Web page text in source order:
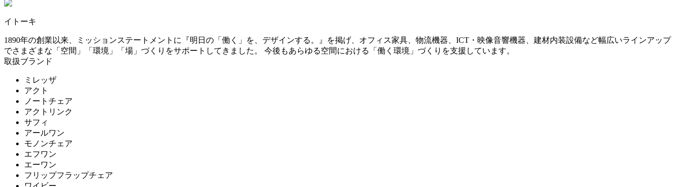
CRUSH CRASH PROJECT
クラッシュクラッシュプ
DULTON
ダルトン
EDDA
エッダ
イトーキ
1890年の創業以来、ミッションステートメントに『明日の「働く」を、デザインする。』を掲げ、オフィス家具、物流機器、ICT・映像音響機器、建材内装設備など幅広いラインアップ
でさまざまな「空間」「環境」「場」づくりをサポートしてきました。 今後もあらゆる空間における「働く環境」づくりを支援しています。
取扱ブランド
ミレッザ
アクト
ノートチェア
アクトリンク
サフィ
アールワン
モノンチェア
エフワン
エーワン
フリップフラップチェア